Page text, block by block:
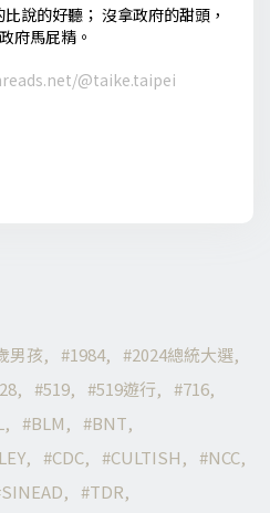
說的好聽； 沒拿政府的甜頭，
府馬屁精。
@taike.taipei
男孩 1984
2024總統大選
519 519遊行
716
BLM
BNT
CDC CULTISH
NCC
SINEAD
TDR